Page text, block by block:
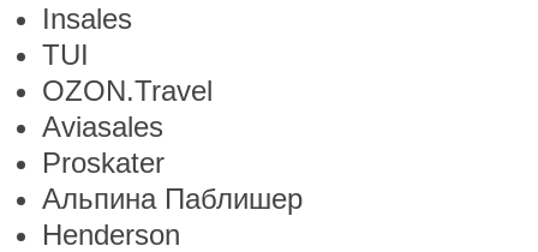
Insales
TUI
OZON.Travel
Aviasales
Proskater
Альпина Паблишер
Henderson